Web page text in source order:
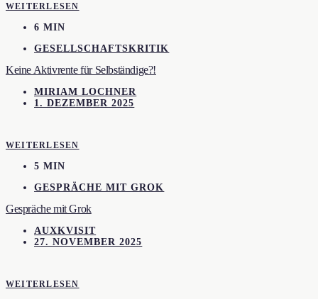
WEITERLESEN
6 MIN
GESELLSCHAFTSKRITIK
Keine Aktivrente für Selbständige?!
MIRIAM LOCHNER
1. DEZEMBER 2025
WEITERLESEN
5 MIN
GESPRÄCHE MIT GROK
Gespräche mit Grok
AUXKVISIT
27. NOVEMBER 2025
WEITERLESEN